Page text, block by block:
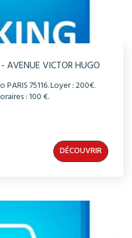
AVENUE VICTOR HUGO
75116. Loyer : 200€.
: 100 €.
DÉCOUVRIR